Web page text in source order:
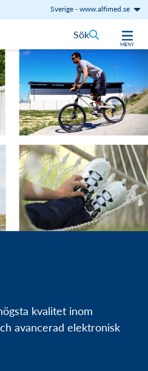
Sverige-www.alfimed.se
MENY
Sök
kvalitet inom
avancerad elektronisk